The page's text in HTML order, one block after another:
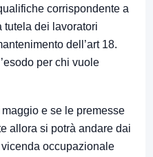
corrispondente a
tutela dei lavoratori
dell’art 18.
per chi vuole
e se le premesse
allora si potrà andare dai
occupazionale